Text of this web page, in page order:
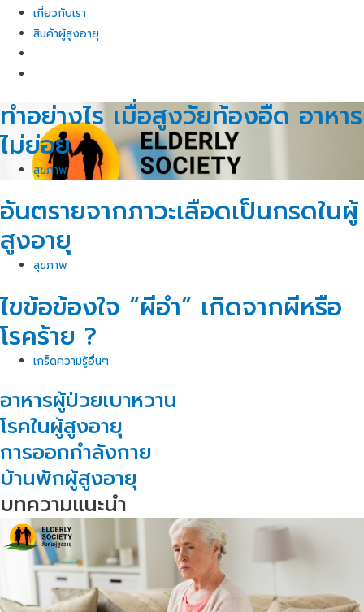
เกี่ยวกับเรา
สินค้าผู้สูงอายุ
ทำอย่างไร เมื่อสูงวัยท้องอืด อาหาร
ไม่ย่อย
สุขภาพ
อันตรายจากภาวะเลือดเป็นกรดในผู้
สูงอายุ
สุขภาพ
ไขข้อข้องใจ “ผีอำ” เกิดจากผีหรือ
โรคร้าย ?
เกร็ดความรู้อื่นๆ
อาหารผู้ป่วยเบาหวาน
โรคในผู้สูงอายุ
การออกกำลังกาย
บ้านพักผู้สูงอายุ
บทความแนะนำ